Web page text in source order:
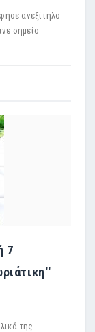
ανεξίτηλο
σημείο
7
της